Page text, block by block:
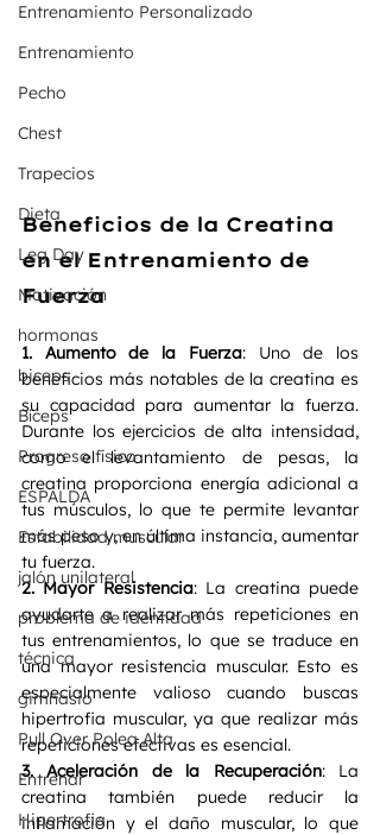
Entrenamiento Personalizado
Entrenamiento
Pecho
Chest
Trapecios
Dieta
Leg Day
Motivación
hormonas
biceps
Bíceps
Progreso físico
ESPALDA
Estabilidad muscular
jalón unilateral
problema de identidad
técnica
gimnasio
Pull Over Polea Alta
Entrenar
Hipertrofia
Beneficios de la Creatina
en el Entrenamiento de
Fuerza
1. Aumento de la Fuerza: Uno de los
beneficios más notables de la creatina es
su capacidad para aumentar la fuerza.
Durante los ejercicios de alta intensidad,
como el levantamiento de pesas, la
creatina proporciona energía adicional a
tus músculos, lo que te permite levantar
más peso y, en última instancia, aumentar
tu fuerza.
2. Mayor Resistencia: La creatina puede
ayudarte a realizar más repeticiones en
tus entrenamientos, lo que se traduce en
una mayor resistencia muscular. Esto es
especialmente valioso cuando buscas
hipertrofia muscular, ya que realizar más
repeticiones efectivas es esencial.
3. Aceleración de la Recuperación: La
creatina también puede reducir la
inflamación y el daño muscular, lo que